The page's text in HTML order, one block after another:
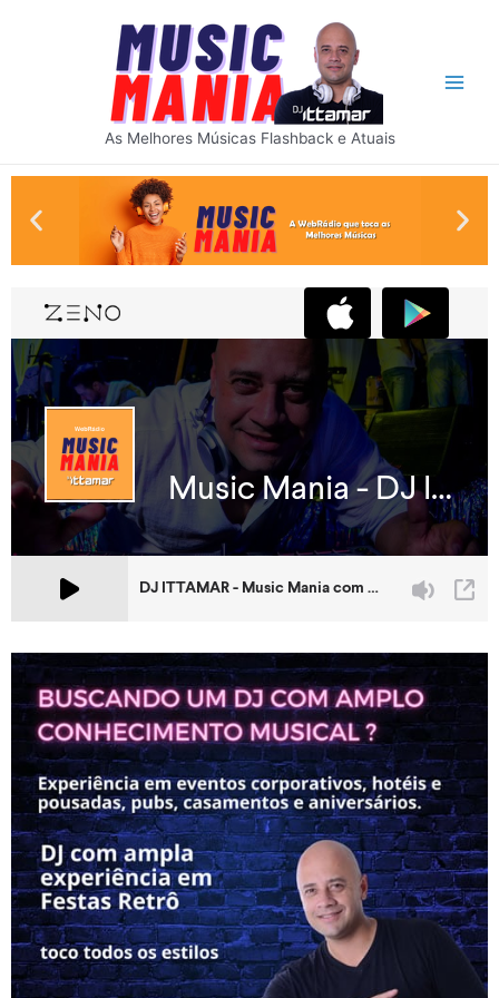
As Melhores Músicas Flashback e Atuais